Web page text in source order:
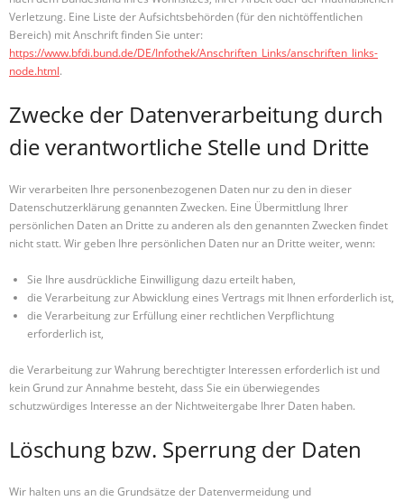
Verletzung. Eine Liste der Aufsichtsbehörden (für den nichtöffentlichen
Bereich) mit Anschrift finden Sie unter:
https://www.bfdi.bund.de/DE/Infothek/Anschriften_Links/anschriften_links-
node.html.
Zwecke der Datenverarbeitung durch
die verantwortliche Stelle und Dritte
Wir verarbeiten Ihre personenbezogenen Daten nur zu den in dieser
Datenschutzerklärung genannten Zwecken. Eine Übermittlung Ihrer
persönlichen Daten an Dritte zu anderen als den genannten Zwecken findet
nicht statt. Wir geben Ihre persönlichen Daten nur an Dritte weiter, wenn:
Sie Ihre ausdrückliche Einwilligung dazu erteilt haben,
die Verarbeitung zur Abwicklung eines Vertrags mit Ihnen erforderlich ist,
die Verarbeitung zur Erfüllung einer rechtlichen Verpflichtung
erforderlich ist,
die Verarbeitung zur Wahrung berechtigter Interessen erforderlich ist und
kein Grund zur Annahme besteht, dass Sie ein überwiegendes
schutzwürdiges Interesse an der Nichtweitergabe Ihrer Daten haben.
Löschung bzw. Sperrung der Daten
Wir halten uns an die Grundsätze der Datenvermeidung und